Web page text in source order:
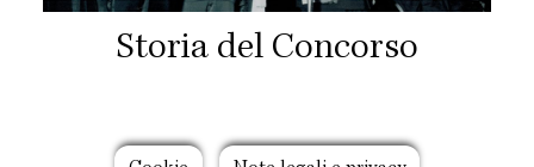
Storia del Concorso